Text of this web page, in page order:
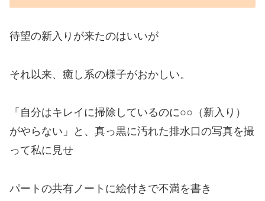
待望の新入りが来たのはいいが
それ以来、癒し系の様子がおかしい。
「自分はキレイに掃除しているのに○○（新入り）
がやらない」と、真っ黒に汚れた排水口の写真を撮
って私に見せ
パートの共有ノートに絵付きで不満を書き